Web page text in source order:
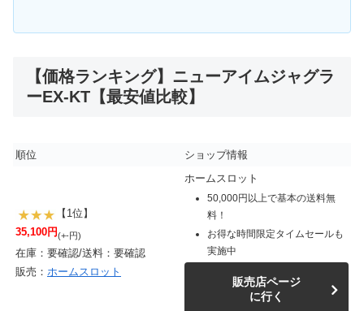
【価格ランキング】ニューアイムジャグラ
ーEX-KT【最安値比較】
順位 ショップ情報
【1位】
35,100円(+-円)
在庫：要確認/送料：要確認
販売： ホームスロット
ホームスロット
50,000円以上で基本の送料無
料！
お得な時間限定タイムセールも
実施中
販売店ページ
に行く